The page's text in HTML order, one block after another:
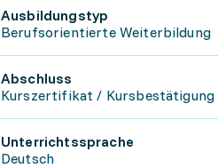
Ausbildungstyp
Berufsorientierte Weiterbildung
Abschluss
Kurszertifikat / Kursbestätigung
Unterrichtssprache
Deutsch